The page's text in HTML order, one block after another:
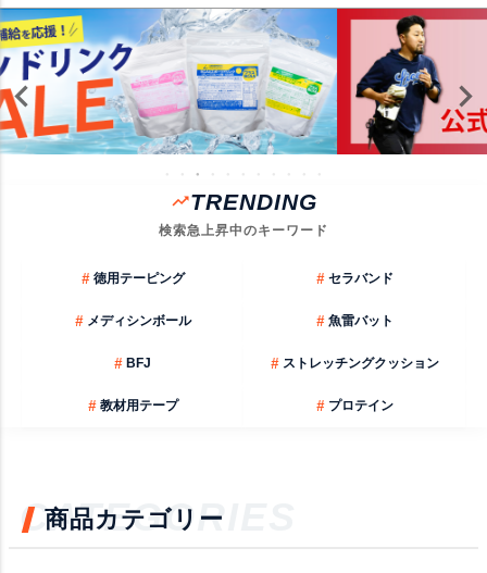
TRENDING
検索急上昇中のキーワード
# 徳用テーピング # セラバンド
# メディシンボール # 魚雷バット
# BFJ # ストレッチングクッション
# 教材用テープ # プロテイン
CATEGORIES
商品カテゴリー